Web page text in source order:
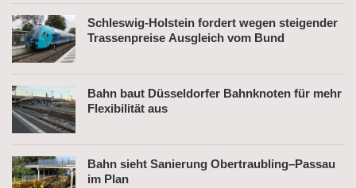
Schleswig-Holstein fordert wegen steigender
Trassenpreise Ausgleich vom Bund
Bahn baut Düsseldorfer Bahnknoten für mehr
Flexibilität aus
Bahn sieht Sanierung Obertraubling–Passau
im Plan